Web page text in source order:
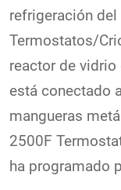
refrigeración
Termostatos/
reactor de vidrio
está conectado
mangueras
2500F
ha programado